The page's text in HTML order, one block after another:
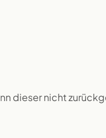
dieser nicht